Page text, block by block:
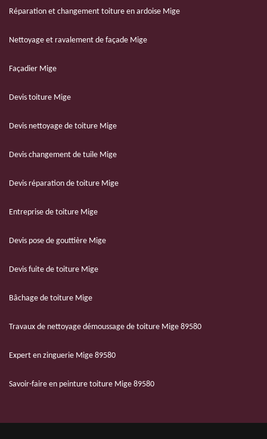
Réparation et changement toiture en ardoise Mige
Nettoyage et ravalement de façade Mige
Façadier Mige
Devis toiture Mige
Devis nettoyage de toiture Mige
Devis changement de tuile Mige
Devis réparation de toiture Mige
Entreprise de toiture Mige
Devis pose de gouttière Mige
Devis fuite de toiture Mige
Bâchage de toiture Mige
Travaux de nettoyage démoussage de toiture Mige 89580
Expert en zinguerie Mige 89580
Savoir-faire en peinture toiture Mige 89580